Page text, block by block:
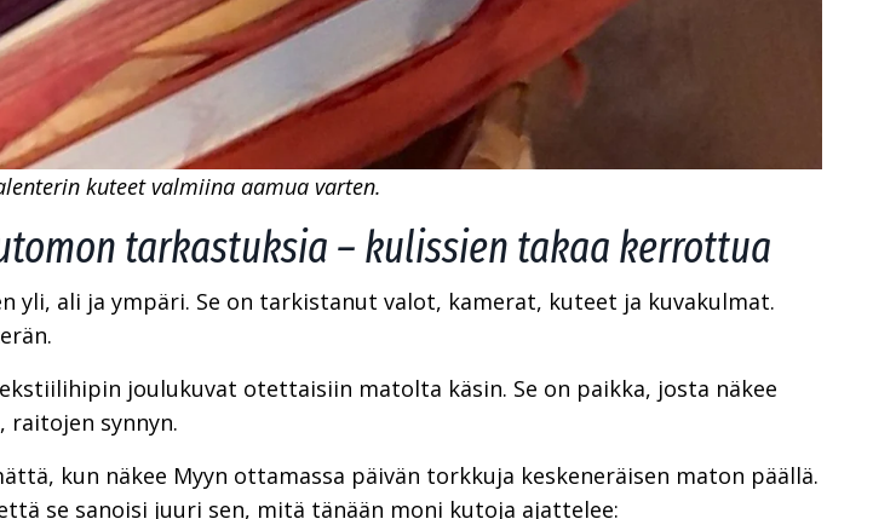
kuteet valmiina aamua varten.
tarkastuksia – kulissien takaa kerrottua
yli, ali ja ympäri. Se on tarkistanut valot, kamerat, kuteet ja kuvakulmat.
joulukuvat otettaisiin matolta käsin. Se on paikka, josta näkee
raitojen synnyn.
kun näkee Myyn ottamassa päivän torkkuja keskeneräisen maton päällä.
se sanoisi juuri sen, mitä tänään moni kutoja ajattelee: